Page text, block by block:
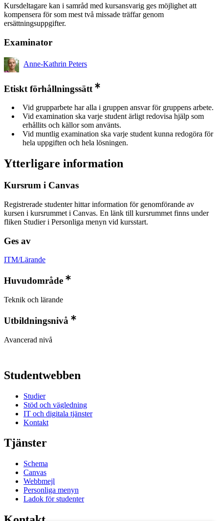
Kursdeltagare kan i samråd med kursansvarig ges möjlighet att
kompensera för som mest två missade träffar genom
ersättningsuppgifter.
Examinator
Anne-Kathrin Peters
Etiskt förhållningssätt
Vid grupparbete har alla i gruppen ansvar för gruppens arbete.
Vid examination ska varje student ärligt redovisa hjälp som
erhållits och källor som använts.
Vid muntlig examination ska varje student kunna redogöra för
hela uppgiften och hela lösningen.
Ytterligare information
Kursrum i Canvas
Registrerade studenter hittar information för genomförande av
kursen i kursrummet i Canvas. En länk till kursrummet finns under
fliken Studier i Personliga menyn vid kursstart.
Ges av
ITM/Lärande
Huvudområde
Teknik och lärande
Utbildningsnivå
Avancerad nivå
Studentwebben
Studier
Stöd och vägledning
IT och digitala tjänster
Kontakt
Tjänster
Schema
Canvas
Webbmejl
Personliga menyn
Ladok för studenter